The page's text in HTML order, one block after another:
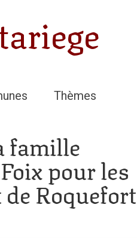
Thèmes
famille
pour les
de Roquefort